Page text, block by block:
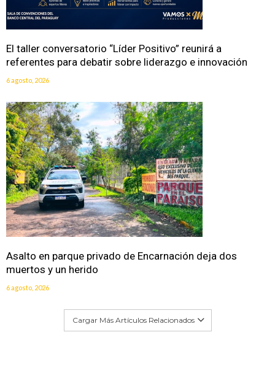
El taller conversatorio “Líder Positivo” reunirá a
referentes para debatir sobre liderazgo e innovación
6 agosto, 2026
Asalto en parque privado de Encarnación deja dos
muertos y un herido
6 agosto, 2026
Cargar Más Artículos Relacionados